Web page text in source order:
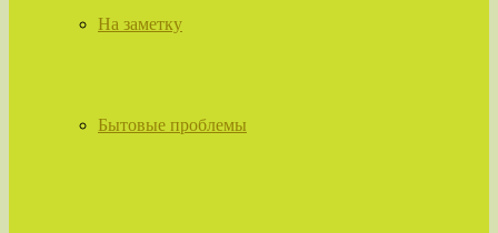
На заметку
Бытовые проблемы